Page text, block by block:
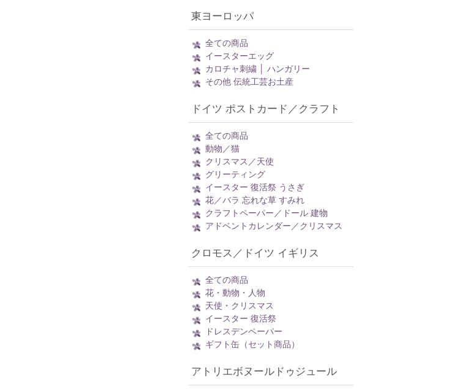
東ヨーロッパ
全ての商品
イースターエッグ
カロチャ刺繍 │ ハンガリー
その他 伝統工芸お土産
ドイツ ポストカード／クラフト
全ての商品
動物／猫
クリスマス／天使
グリーティング
イースター 復活祭 うさぎ
花／バラ 忘れな草 すみれ
クラフトペーパー／ドール 建物
アドベントカレンダー／クリスマス
クロモス／ドイツ イギリス
全ての商品
花・動物・人物
天使・クリスマス
イースター 復活祭
ドレスデンペーパー
ギフト缶（セット商品）
アトリエボヌールドゥジュール